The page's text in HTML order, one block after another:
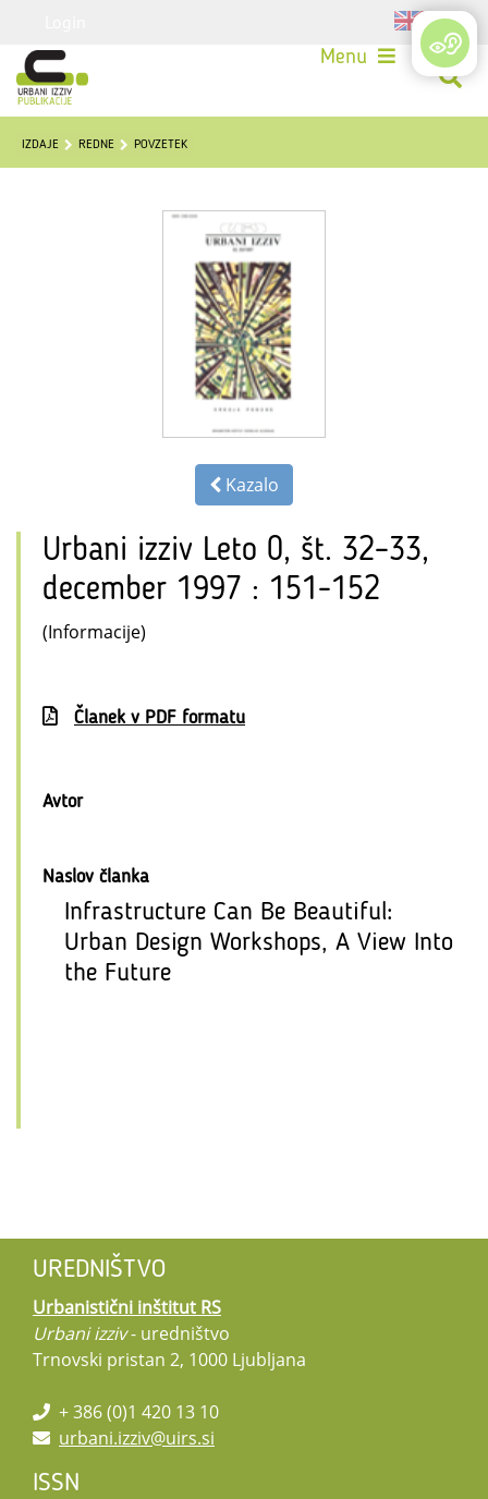
Menu
IZDAJE REDNE POVZETEK
Kazalo
Urbani izziv Leto 0, št. 32–33,
december 1997 : 151-152
(Informacije)
Članek v PDF formatu
Avtor
Naslov članka
Infrastructure Can Be Beautiful:
Urban Design Workshops, A View Into
the Future
UREDNIŠTVO
Urbanistični inštitut RS
Urbani izziv- uredništvo
Trnovski pristan 2, 1000 Ljubljana
+ 386 (0)1 420 13 10
urbani.izziv@uirs.si
ISSN